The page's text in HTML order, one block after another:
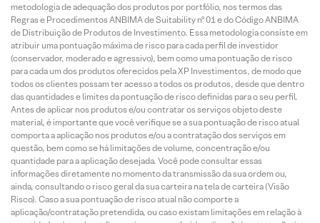
metodologia de adequação dos produtos por portfólio, nos termos das
Regras e Procedimentos ANBIMA de Suitability nº 01 e do Código ANBIMA
de Distribuição de Produtos de Investimento. Essa metodologia consiste em
atribuir uma pontuação máxima de risco para cada perfil de investidor
(conservador, moderado e agressivo), bem como uma pontuação de risco
para cada um dos produtos oferecidos pela XP Investimentos, de modo que
todos os clientes possam ter acesso a todos os produtos, desde que dentro
das quantidades e limites da pontuação de risco definidas para o seu perfil.
Antes de aplicar nos produtos e/ou contratar os serviços objeto deste
material, é importante que você verifique se a sua pontuação de risco atual
comporta a aplicação nos produtos e/ou a contratação dos serviços em
questão, bem como se há limitações de volume, concentração e/ou
quantidade para a aplicação desejada. Você pode consultar essas
informações diretamente no momento da transmissão da sua ordem ou,
ainda, consultando o risco geral da sua carteira na tela de carteira (Visão
Risco). Caso a sua pontuação de risco atual não comporte a
aplicação/contratação pretendida, ou caso existam limitações em relação à